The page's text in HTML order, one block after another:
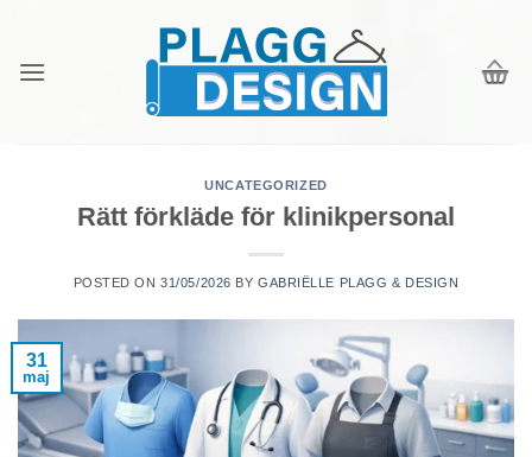
content
UNCATEGORIZED
Rätt förkläde för klinikpersonal
POSTED ON31/05/2026 BY GABRIËLLE PLAGG & DESIGN
31
maj